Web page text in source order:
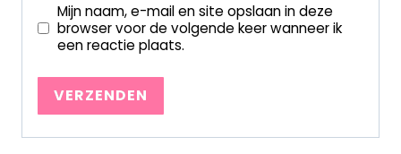
Mijn naam, e-mail en site opslaan in deze
browser voor de volgende keer wanneer ik
een reactie plaats.